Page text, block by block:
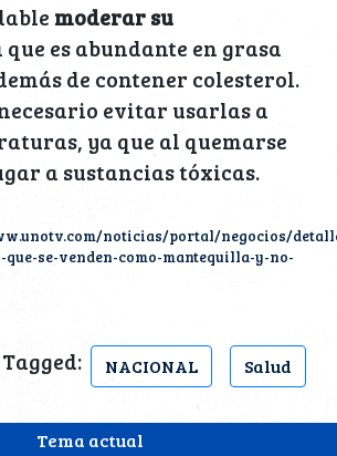
Tema actual
moderar su
que es abundante en grasa
de contener colesterol.
evitar usarlas a
ya que al quemarse
a sustancias tóxicas.
noticias/portal/negocios/
se-venden-como-mantequilla-y-no-
Tagged: NACIONAL Salud